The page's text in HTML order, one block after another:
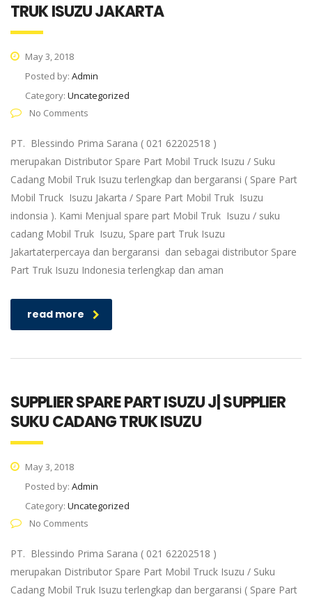
TRUK ISUZU JAKARTA
May 3, 2018
Posted by: Admin
Category: Uncategorized
No Comments
PT. Blessindo Prima Sarana ( 021 62202518 )
merupakan Distributor Spare Part Mobil Truck Isuzu / Suku
Cadang Mobil Truk Isuzu terlengkap dan bergaransi ( Spare Part
Mobil Truck Isuzu Jakarta / Spare Part Mobil Truk Isuzu
indonsia ). Kami Menjual spare part Mobil Truk Isuzu / suku
cadang Mobil Truk Isuzu, Spare part Truk Isuzu
Jakartaterpercaya dan bergaransi dan sebagai distributor Spare
Part Truk Isuzu Indonesia terlengkap dan aman
read more
SUPPLIER SPARE PART ISUZU J| SUPPLIER
SUKU CADANG TRUK ISUZU
May 3, 2018
Posted by: Admin
Category: Uncategorized
No Comments
PT. Blessindo Prima Sarana ( 021 62202518 )
merupakan Distributor Spare Part Mobil Truck Isuzu / Suku
Cadang Mobil Truk Isuzu terlengkap dan bergaransi ( Spare Part